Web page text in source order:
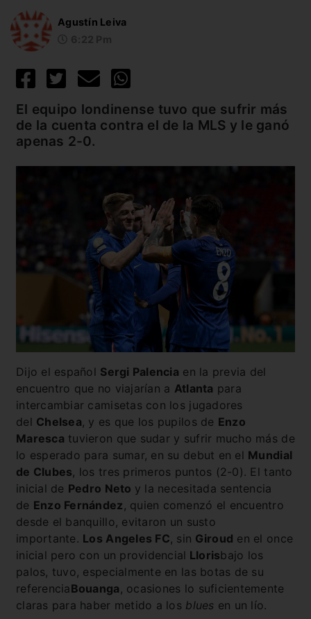
Agustín Leiva
El equipo londinense tuvo que sufrir más
de la cuenta contra el de la MLS y le ganó
apenas 2-0.
Dijo el español Sergi Palencia en la previa del
encuentro que no viajarían a Atlanta para
intercambiar camisetas con los jugadores
del Chelsea, y es que los pupilos de Enzo
Maresca tuvieron que sudar y sufrir mucho más de
lo esperado para sumar, en su debut en el Mundial
de Clubes, los tres primeros puntos (2-0). El tanto
inicial de Pedro Neto y la necesitada sentencia
de Enzo Fernández , quien comenzó el encuentro
desde el banquillo, evitaron un susto
importante. Los Angeles FC, sin Giroud en el once
inicial pero con un providencial Llorisbajo los
palos, tuvo, especialmente en las botas de su
referenciaBouanga , ocasiones lo suficientemente
claras para haber metido a los blues en un lío.